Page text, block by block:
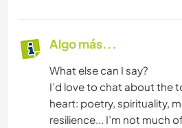
Algo más...
What else can I say?
I’d love to chat about the
heart: poetry, spirituality,
resilience... I’m not much